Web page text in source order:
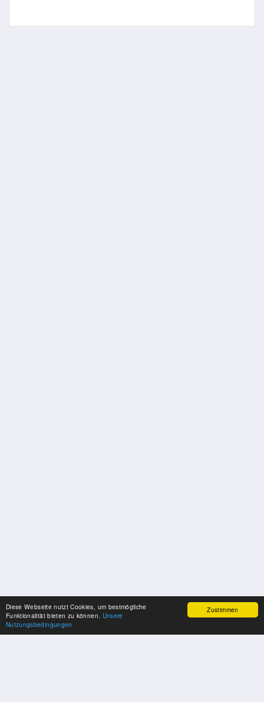
Zustimmen
Diese Webseite nutzt Cookies, um bestmögliche
Funktionalität bieten zu können. Unsere
Nutzungsbedingungen